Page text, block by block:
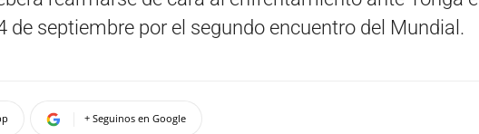
de septiembre por el segundo encuentro del Mundial.
+ Seguinos en Google